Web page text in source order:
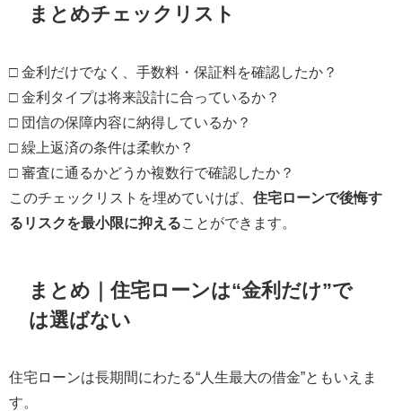
まとめチェックリスト
□ 金利だけでなく、手数料・保証料を確認したか？
□ 金利タイプは将来設計に合っているか？
□ 団信の保障内容に納得しているか？
□ 繰上返済の条件は柔軟か？
□ 審査に通るかどうか複数行で確認したか？
このチェックリストを埋めていけば、 住宅ローンで後悔す
るリスクを最小限に抑える ことができます。
まとめ｜住宅ローンは“金利だけ”で
は選ばない
住宅ローンは長期間にわたる“人生最大の借金”ともいえま
す。